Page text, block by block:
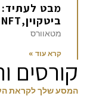
מבט לעתיד:
ביטקוין,NFT וטכנולוגיית הבלוקצ'יין
מטאוורס
קרא עוד »
קורסים
המסע שלך לקראת